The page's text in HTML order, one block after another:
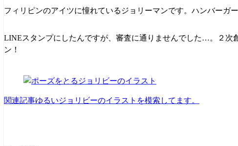
フィリピンのアイツに憧れているジョリーマンです。ハンバーガ
LINEスタンプにしたんですが、審査に通りませんでした…。２次
ン！
関連記事ゆるいジョリビーのイラストを模索してます。